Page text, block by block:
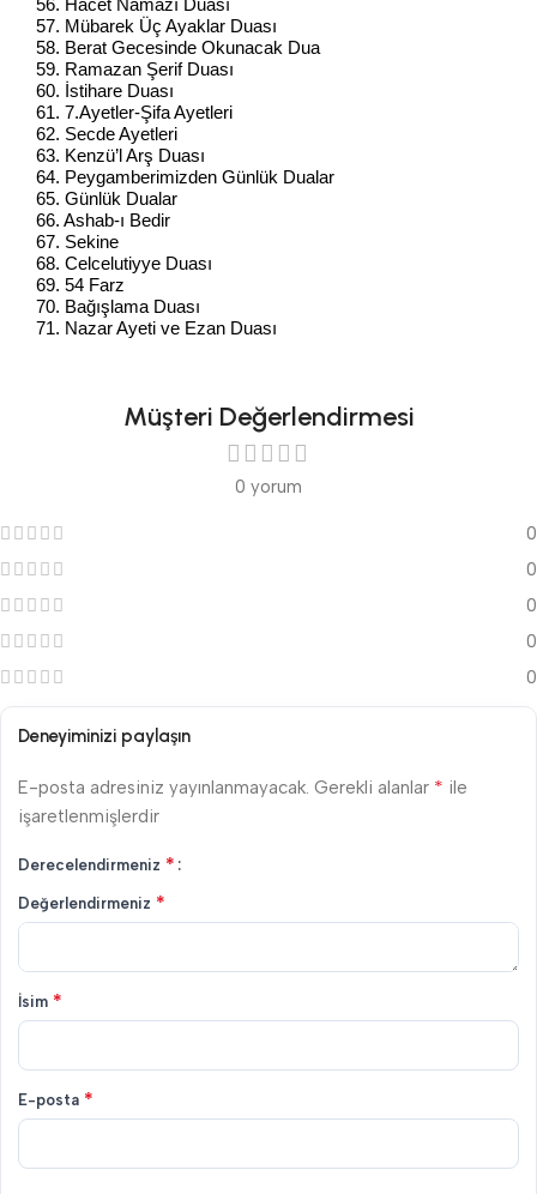
56. Hacet Namazı Duası
57. Mübarek Üç Ayaklar Duası
58. Berat Gecesinde Okunacak Dua
59. Ramazan Şerif Duası
60. İstihare Duası
61. 7.Ayetler-Şifa Ayetleri
62. Secde Ayetleri
63. Kenzü’l Arş Duası
64. Peygamberimizden Günlük Dualar
65. Günlük Dualar
66. Ashab-ı Bedir
67. Sekine
68. Celcelutiyye Duası
69. 54 Farz
70. Bağışlama Duası
71. Nazar Ayeti ve Ezan Duası
Müşteri Değerlendirmesi
0 yorum
0
0
0
0
0
Deneyiminizi paylaşın
E-posta adresiniz yayınlanmayacak. Gerekli alanlar * ile
işaretlenmişlerdir
Derecelendirmeniz *
Değerlendirmeniz *
İsim *
E-posta *